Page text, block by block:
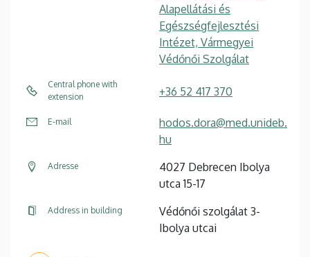
Alapellátási és
Egészségfejlesztési
Intézet, Vármegyei
Védőnői Szolgálat
Central phone with
extension
+36 52 417 370
E-mail
hodos.dora@med.unideb.
hu
Adresse
4027 Debrecen Ibolya
utca 15-17
Address in building
Védőnői szolgálat 3-
Ibolya utcai